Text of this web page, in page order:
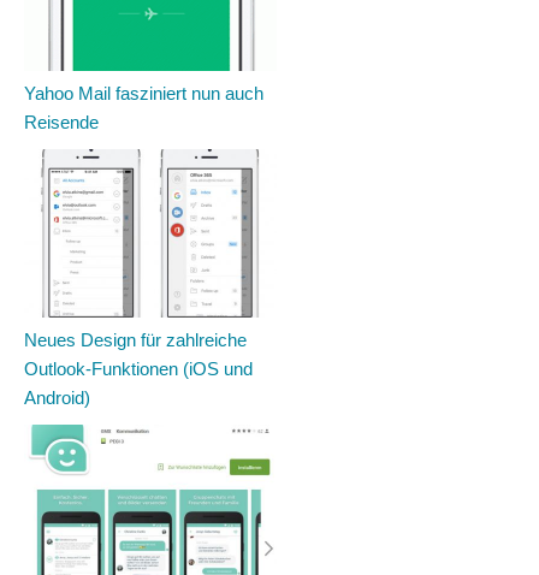
Yahoo Mail fasziniert nun auch
Reisende
Neues Design für zahlreiche
Outlook-Funktionen (iOS und
Android)